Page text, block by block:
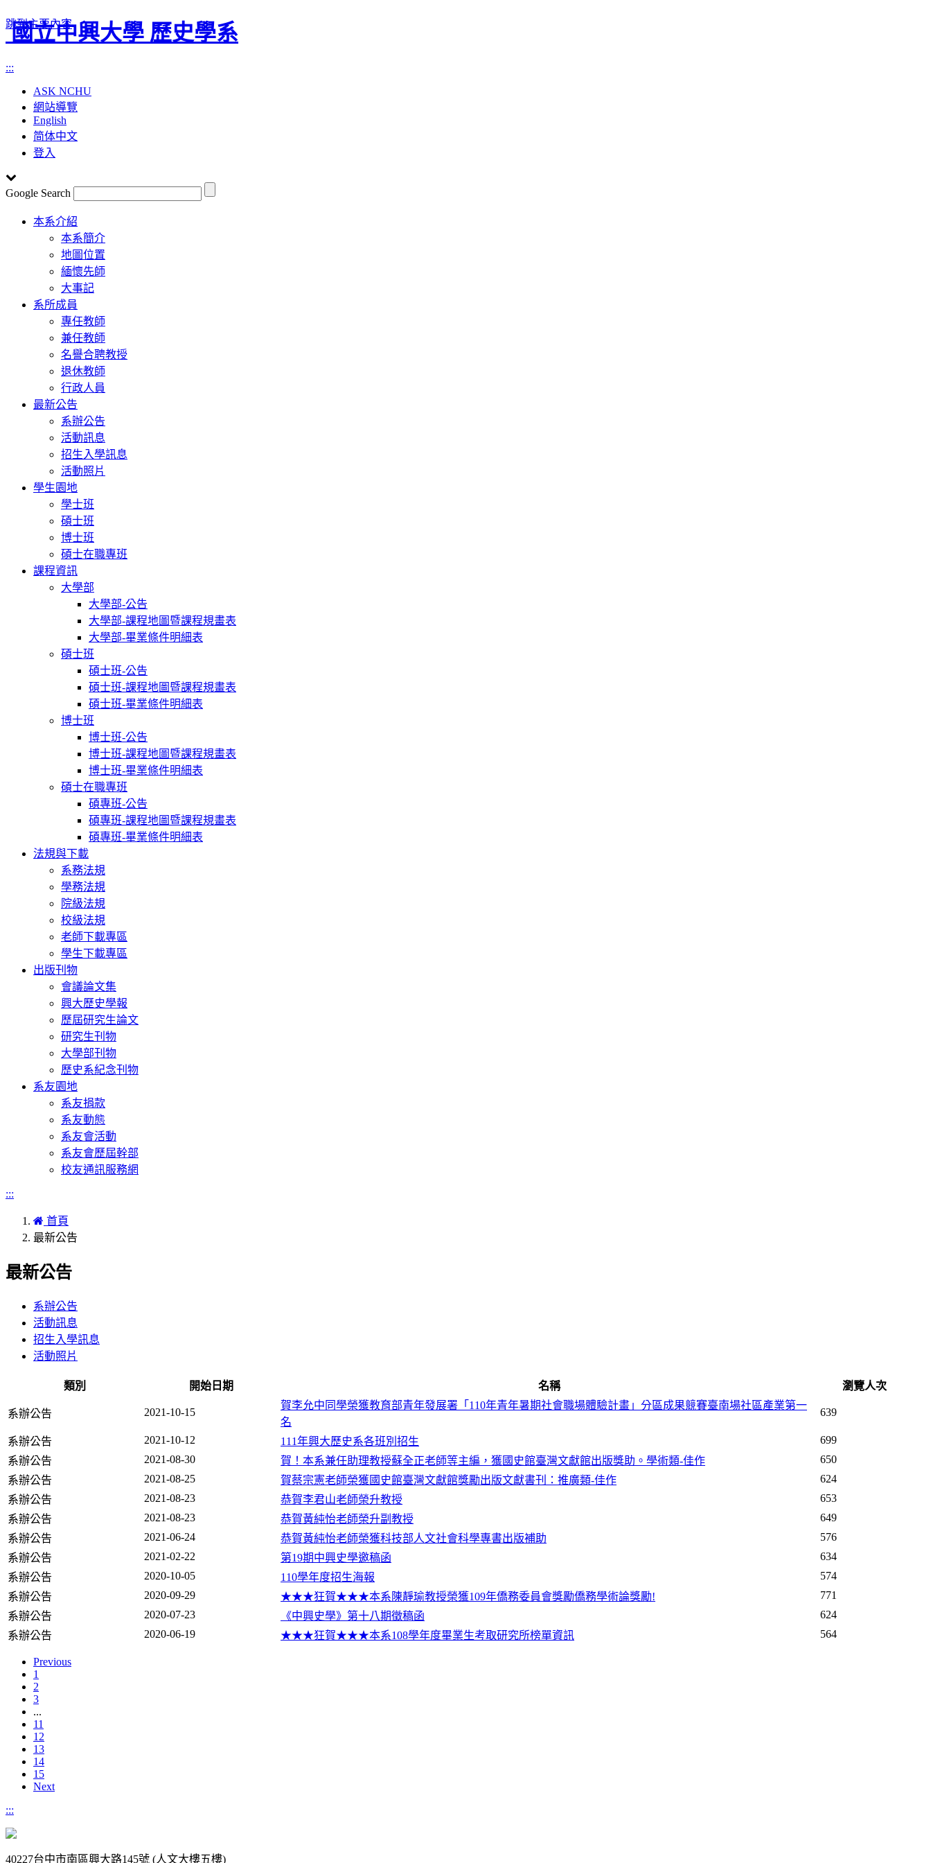
跳到主要內容
國立中興大學 歷史學系
:::
ASK NCHU
網站導覽
English
简体中文
登入
Google Search
Toggle
navigation
本系介紹
本系簡介
地圖位置
緬懷先師
大事記
系所成員
專任教師
兼任教師
名譽合聘教授
退休教師
行政人員
最新公告
系辦公告
活動訊息
招生入學訊息
活動照片
學生園地
學士班
碩士班
博士班
碩士在職專班
課程資訊
大學部
大學部-公告
大學部-課程地圖暨課程規畫表
大學部-畢業條件明細表
碩士班
碩士班-公告
碩士班-課程地圖暨課程規畫表
碩士班-畢業條件明細表
博士班
博士班-公告
博士班-課程地圖暨課程規畫表
博士班-畢業條件明細表
碩士在職專班
碩專班-公告
碩專班-課程地圖暨課程規畫表
碩專班-畢業條件明細表
法規與下載
系務法規
學務法規
院級法規
校級法規
老師下載專區
學生下載專區
出版刊物
會議論文集
興大歷史學報
歷屆研究生論文
研究生刊物
大學部刊物
歷史系紀念刊物
系友園地
系友捐款
系友動態
系友會活動
系友會歷屆幹部
校友通訊服務網
:::
首頁
最新公告
最新公告
系辦公告
活動訊息
招生入學訊息
活動照片
類別 開始日期 名稱 瀏覽人次
系辦公告 2021-10-15
賀李允中同學榮獲教育部青年發展署「110年青年暑期社會職場體驗計畫」分區成果競賽臺南場社區產業第一
名
639
系辦公告 2021-10-12 111年興大歷史系各班別招生
699
系辦公告
2021-08-30 賀！本系兼任助理教授蘇全正老師等主編，獲國史館臺灣文獻館出版獎助。學術類-佳作
650
系辦公告
2021-08-25 賀蔡宗憲老師榮獲國史館臺灣文獻館獎勵出版文獻書刊：推廣類-佳作
624
系辦公告
2021-08-23 恭賀李君山老師榮升教授
653
系辦公告
2021-08-23 恭賀黃純怡老師榮升副教授
649
系辦公告
2021-06-24 恭賀黃純怡老師榮獲科技部人文社會科學專書出版補助
576
系辦公告
2021-02-22 第19期中興史學邀稿函
634
系辦公告
2020-10-05 110學年度招生海報
574
系辦公告
2020-09-29 ★★★狂賀★★★本系陳靜瑜教授榮獲109年僑務委員會獎勵僑務學術論獎勵!
771
系辦公告
2020-07-23 《中興史學》第十八期徵稿函
624
系辦公告
2020-06-19 ★★★狂賀★★★本系108學年度畢業生考取研究所榜單資訊 564
Previous
1
2
3
...
11
12
13
14
15
Next
:::
40227台中市南區興大路145號 (人文大樓五樓)